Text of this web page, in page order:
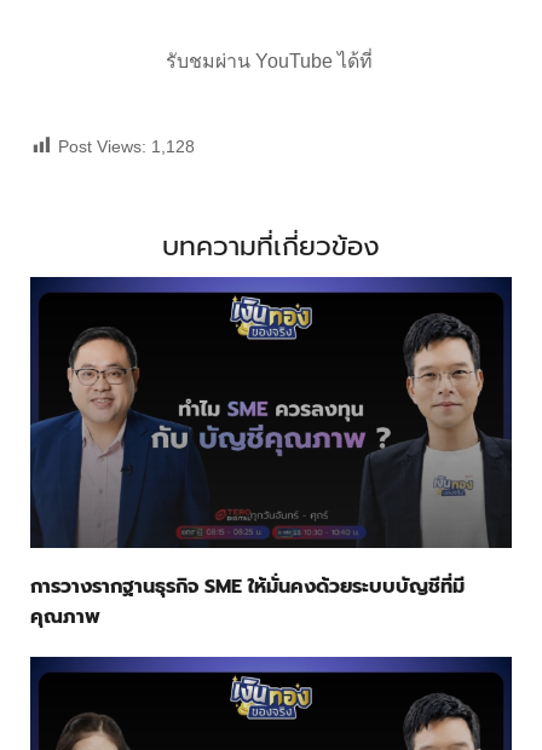
รับชมผ่าน YouTube ได้ที่
Post Views: 1,128
บทความที่เกี่ยวข้อง
การวางรากฐานธุรกิจ SME ให้มั่นคงด้วยระบบบัญชีที่มี
คุณภาพ